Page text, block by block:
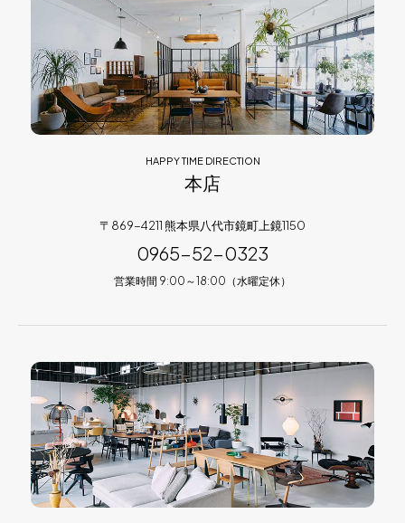
HAPPY TIME DIRECTION
本店
〒869-4211 熊本県八代市鏡町上鏡1150
0965-52-0323
営業時間 9:00～18:00（水曜定休）